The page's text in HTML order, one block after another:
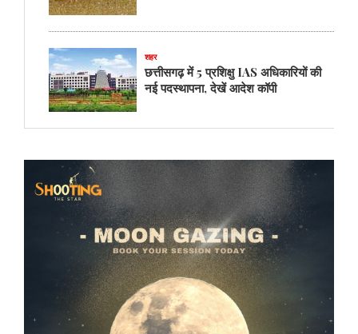
शहर
छत्तीसगढ़ में 5 प्रशिक्षु IAS अधिकारियों की
नई पदस्थापना, देखें आदेश कॉपी